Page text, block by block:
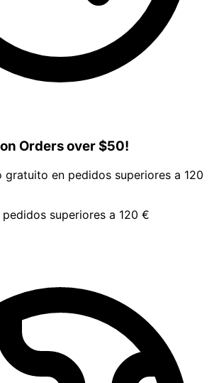
Orders over $50!
gratuito en pedidos superiores a 120
superiores a 120 €